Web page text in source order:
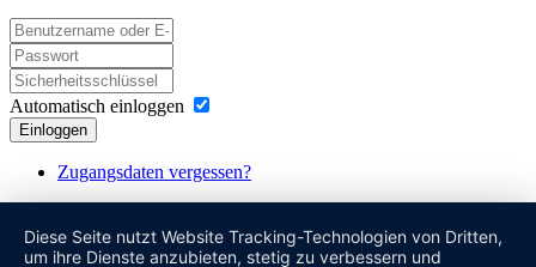
Automatisch einloggen
Einloggen
Zugangsdaten vergessen?
Diese Seite nutzt Website Tracking-Technologien von Dritten,
um ihre Dienste anzubieten, stetig zu verbessern und